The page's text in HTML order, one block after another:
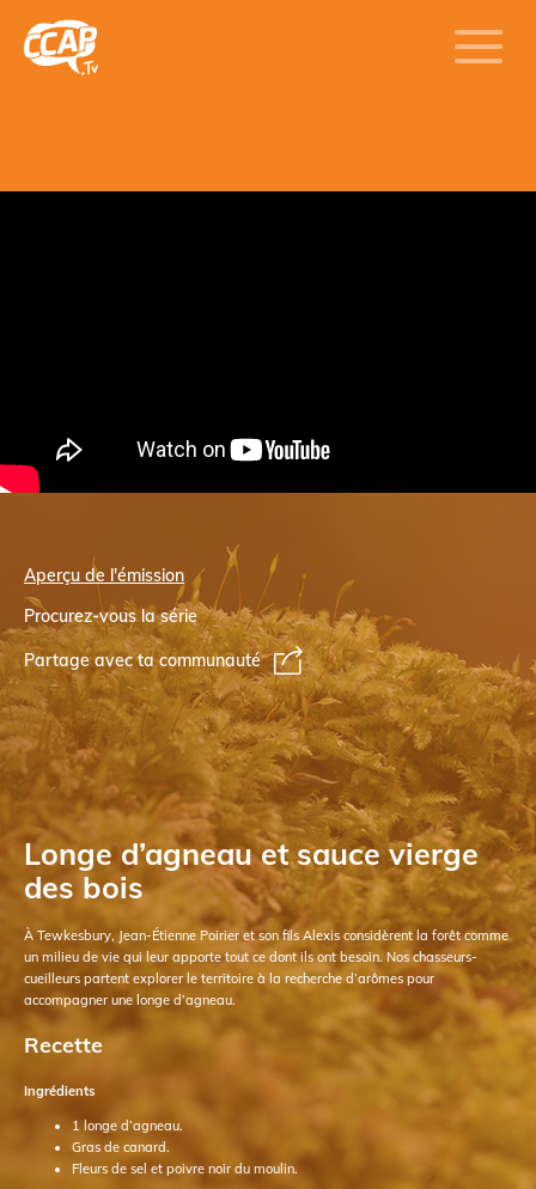
Aperçu de l'émission
Procurez-vous la série
Partage avec ta communauté
Longe d’agneau et sauce vierge
des bois
À Tewkesbury, Jean-Étienne Poirier et son fils Alexis considèrent la forêt comme
un milieu de vie qui leur apporte tout ce dont ils ont besoin. Nos chasseurs-
cueilleurs partent explorer le territoire à la recherche d’arômes pour
accompagner une longe d’agneau.
Recette
Ingrédients
1 longe d’agneau.
Gras de canard.
Fleurs de sel et poivre noir du moulin.